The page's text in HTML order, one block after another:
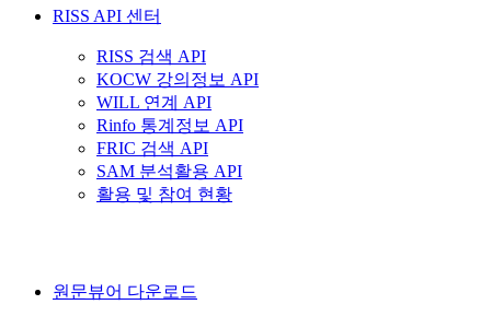
RISS API 센터
RISS 검색 API
KOCW 강의정보 API
WILL 연계 API
Rinfo 통계정보 API
FRIC 검색 API
SAM 분석활용 API
활용 및 참여 현황
원문뷰어 다운로드